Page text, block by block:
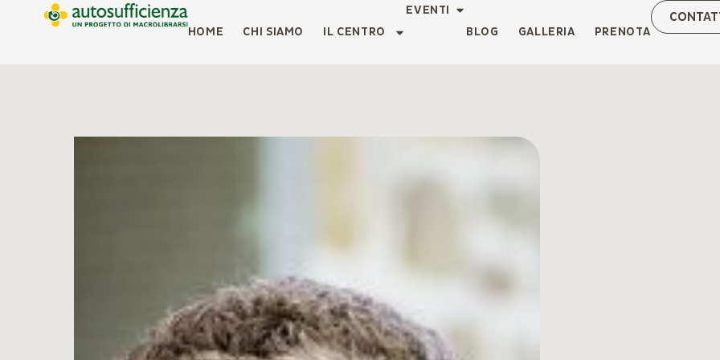
HOME CHI SIAMO IL CENTRO
EVENTI
BLOG
GALLERIA PRENOTA